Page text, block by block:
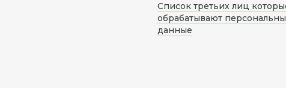
Список третьих лиц
обрабатывают
данные